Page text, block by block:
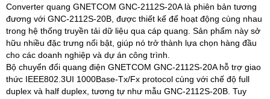
Converter quang GNETCOM GNC-2112S-20A là phiên bản tương
đương với GNC-2112S-20B, được thiết kế để hoạt động cùng nhau
trong hệ thống truyền tải dữ liệu qua cáp quang. Sản phẩm này sở
hữu nhiều đặc trưng nổi bật, giúp nó trở thành lựa chọn hàng đầu
cho các doanh nghiệp và dự án công trình.
Bộ chuyển đổi quang điện GNETCOM GNC-2112S-20A hỗ trợ giao
thức IEEE802.3UI 1000Base-Tx/Fx protocol cùng với chế độ full
duplex và half duplex, tương tự như mẫu GNC-2112S-20B. Tuy